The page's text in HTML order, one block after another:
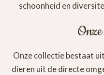
schoonheid en
Onze collectie bestaat
dieren uit de directe